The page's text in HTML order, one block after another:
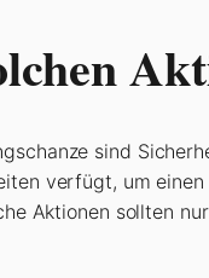
sind
verfügt, um
Aktionen sollten